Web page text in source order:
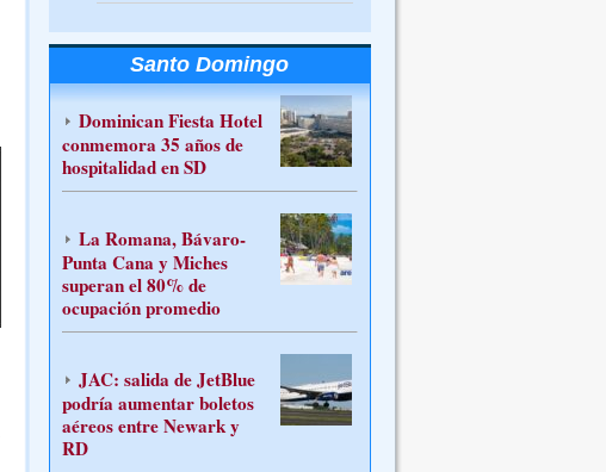
Santo Domingo
Dominican Fiesta Hotel
conmemora 35 años de
hospitalidad en SD
La Romana, Bávaro-
Punta Cana y Miches
superan el 80% de
ocupación promedio
JAC: salida de JetBlue
podría aumentar boletos
aéreos entre Newark y
RD